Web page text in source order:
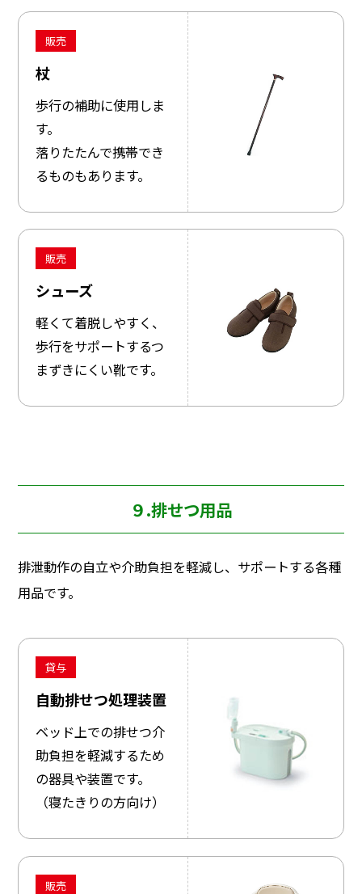
販売
杖
歩行の補助に使用しま
す。
落りたたんで携帯でき
るものもあります。
販売
シューズ
軽くて着脱しやすく、
歩行をサポートするつ
まずきにくい靴です。
９.排せつ用品
排泄動作の自立や介助負担を軽減し、サポートする各種
用品です。
貸与
自動排せつ処理装置
ベッド上での排せつ介
助負担を軽減するため
の器具や装置です。
（寝たきりの方向け）
販売